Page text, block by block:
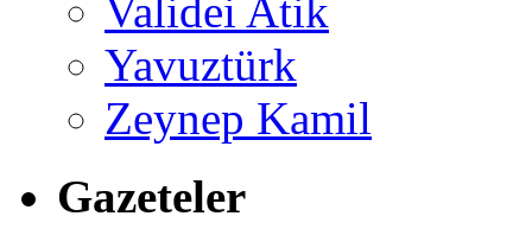
Validei Atik
Yavuztürk
Zeynep Kamil
Gazeteler